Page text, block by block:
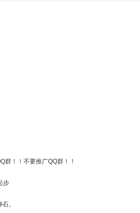
群！！不要推广QQ群！！
步
。